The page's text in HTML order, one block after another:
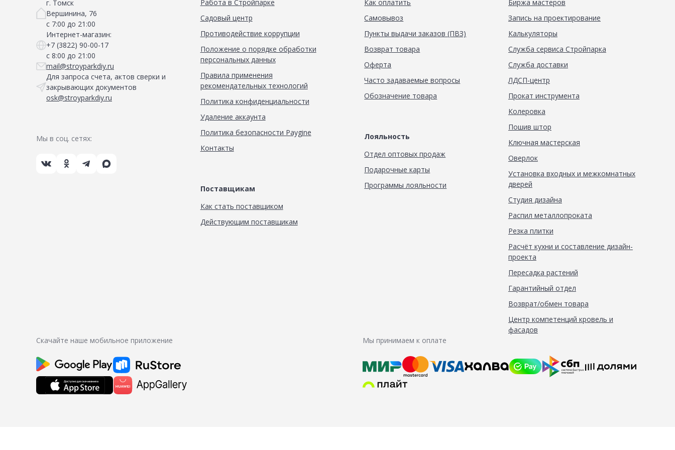
г. Томск
Вершинина, 76
с 7:00 до 21:00
Интернет-магазин:
+7 (3822) 90-00-17
с 8:00 до 21:00
mail@stroyparkdiy.ru
Для запроса счета, актов сверки и
закрывающих документов
osk@stroyparkdiy.ru
Мы в соц. сетях:
Работа в Стройпарке
Садовый центр
Противодействие коррупции
Положение о порядке обработки
персональных данных
Правила применения
рекомендательных технологий
Политика конфиденциальности
Удаление аккаунта
Политика безопасности Paygine
Контакты
Поставщикам
Как стать поставщиком
Действующим поставщикам
Как оплатить
Самовывоз
Пункты выдачи заказов (ПВЗ)
Возврат товара
Оферта
Часто задаваемые вопросы
Обозначение товара
Лояльность
Отдел оптовых продаж
Подарочные карты
Программы лояльности
Биржа мастеров
Запись на проектирование
Калькуляторы
Служба сервиса Стройпарка
Служба доставки
ЛДСП-центр
Прокат инструмента
Колеровка
Пошив штор
Ключная мастерская
Оверлок
Установка входных и межкомнатных
дверей
Студия дизайна
Распил металлопроката
Резка плитки
Расчёт кухни и составление дизайн-
проекта
Пересадка растений
Гарантийный отдел
Возврат/обмен товара
Центр компетенций кровель и
фасадов
Скачайте наше мобильное приложение
Мы принимаем к оплате